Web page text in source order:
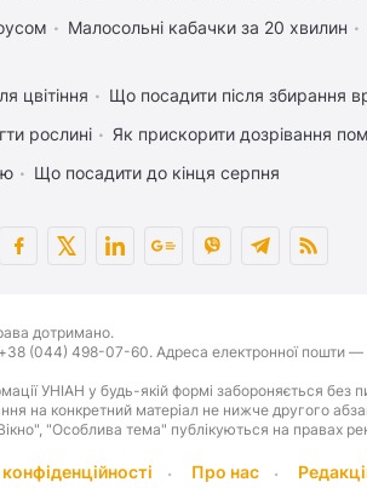
Малосольні кабачки за 20 хвилин
цвітіння Що посадити після збирання
рослині
Як прискорити дозрівання
Що посадити до кінця серпня
дотримано.
(044) 498-07-60. Адреса електронної пошти —
УНІАН у будь-якій формі забороняється без
на конкретний матеріал не нижче другого
"Особлива тема" публікуються на правах
Про нас